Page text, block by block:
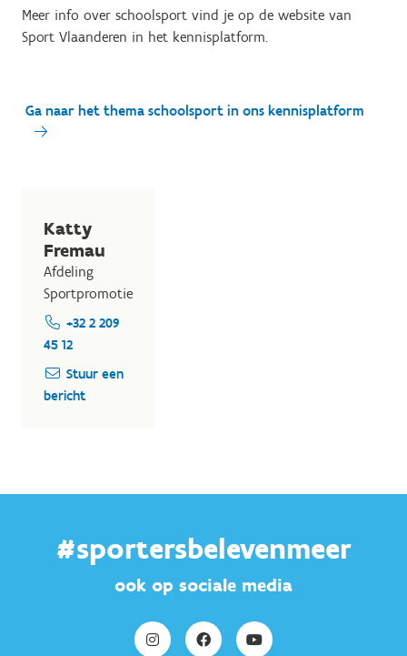
Meer info over schoolsport vind je op de website van
Sport Vlaanderen in het kennisplatform.
Ga naar het thema schoolsport in ons kennisplatform
Katty
Fremau
Afdeling
Sportpromotie
+32 2 209
45 12
Stuur een
bericht
#sportersbelevenmeer
ook op sociale media